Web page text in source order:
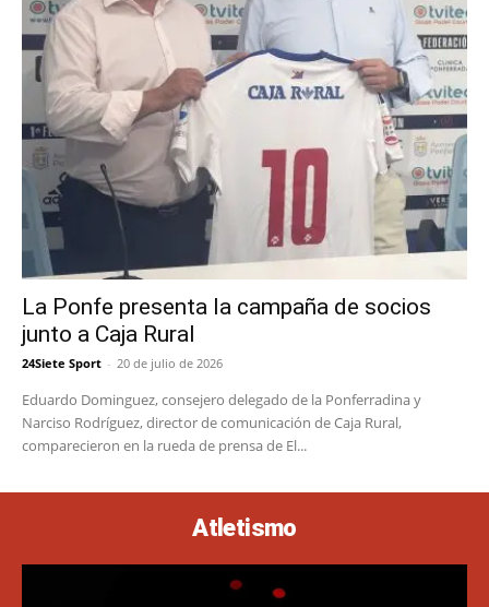
La Ponfe presenta la campaña de socios
junto a Caja Rural
24Siete Sport - 20 de julio de 2026
Eduardo Dominguez, consejero delegado de la Ponferradina y
Narciso Rodríguez, director de comunicación de Caja Rural,
comparecieron en la rueda de prensa de El...
Atletismo